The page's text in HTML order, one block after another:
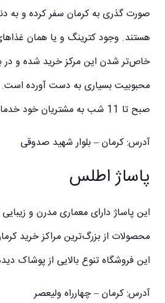
صورت گذری به کرمان سفر کرده و به
هستند. وجود کترینگ و یا همان
خاص‌تر شدن این مرکز خرید شده و در
صبح تا 11 شب به مشتریان خود خدمات رسانی می‌کند.
آدرس: کرمان – بلوار شهید صدوقی
پاساژ اطلس
این پاساژ دارای معماری مدرن و
محصولات از بزرگ‌ترین مراکز خرید
این فروشگاه تنوع بالایی از پوشاک
آدرس: کرمان – چهارراه ولیعصر